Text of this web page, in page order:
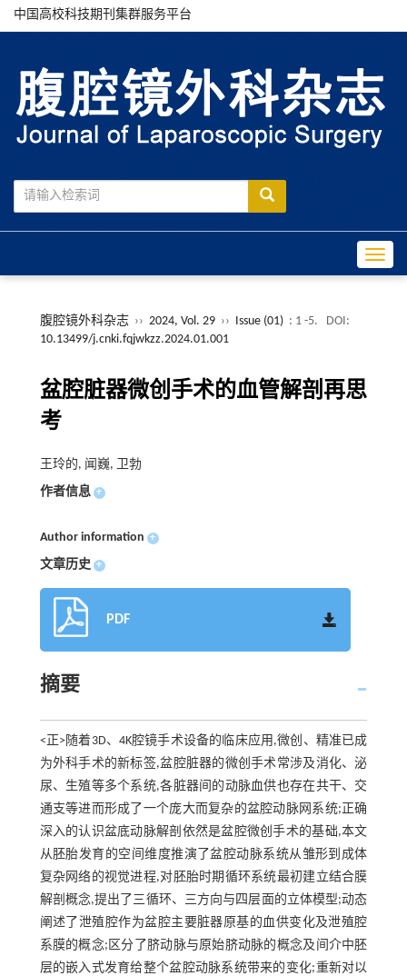
中国高校科技期刊集群服务平台
腹腔镜外科杂志 ›› 2024, Vol. 29 ›› Issue (01) : 1 -5.
DOI:
10.13499/j.cnki.fqjwkzz.2024.01.001
盆腔脏器微创手术的血管解剖再思
考
王玲的, 闻巍, 卫勃
作者信息 +
Author information +
文章历史 +
PDF
摘要
<正>随着3D、4K腔镜手术设备的临床应用,微创、精准已成
为外科手术的新标签,盆腔脏器的微创手术常涉及消化、泌
尿、生殖等多个系统,各脏器间的动脉血供也存在共干、交
通支等进而形成了一个庞大而复杂的盆腔动脉网系统;正确
深入的认识盆底动脉解剖依然是盆腔微创手术的基础,本文
从胚胎发育的空间维度推演了盆腔动脉系统从雏形到成体
复杂网络的视觉进程,对胚胎时期循环系统最初建立结合膜
解剖概念,提出了三循环、三方向与四层面的立体模型;动态
阐述了泄殖腔作为盆腔主要脏器原基的血供变化及泄殖腔
系膜的概念;区分了脐动脉与原始脐动脉的概念及间介中胚
层的嵌入式发育给整个盆腔动脉系统带来的变化;重新对以